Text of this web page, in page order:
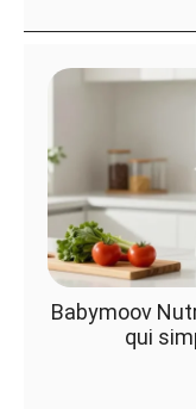
Babymoov
qui